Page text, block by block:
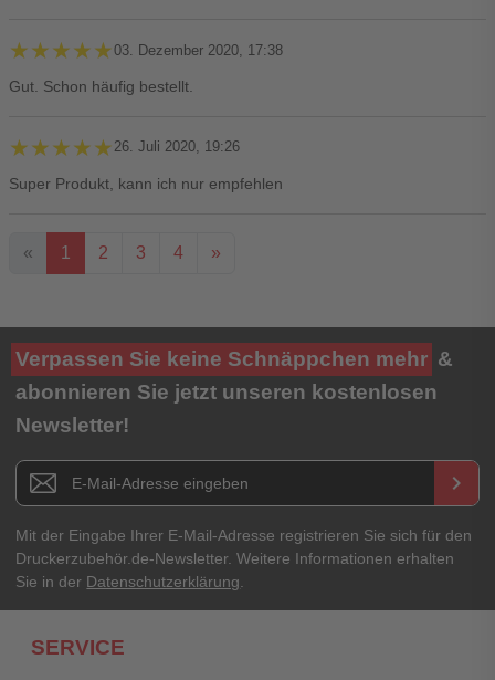
★★★★★
★★★★★03. Dezember 2020, 17:38
Gut. Schon häufig bestellt.
★★★★★
★★★★★ 26. Juli 2020, 19:26
Super Produkt, kann ich nur empfehlen
« 1 2 3 4 »
Ihre Bewertung**
★★★★★
Titel**
E-Mail-Adresse
Ihr Passwort
Verpassen Sie keine Schnäppchen mehr &
abonnieren Sie jetzt unseren kostenlosen
Newsletter!
Newsletter E-Mail Adresse keyboard_arrow_right
Mit der Eingabe Ihrer E-Mail-Adresse registrieren Sie sich für den
Druckerzubehör.de-Newsletter. Weitere Informationen erhalten
Sie in der Datenschutzerklärung.
SERVICE